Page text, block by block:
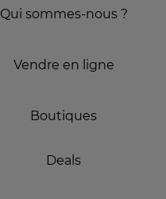
Qui sommes-nous ?
Vendre en ligne
Boutiques
Deals